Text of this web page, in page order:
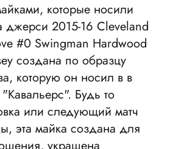
которые носили
джерси 2015-16 Cleveland
#0 Swingman Hardwood
создана по образцу
которую он носил в в
Будь то
или следующий матч
эта майка создана для